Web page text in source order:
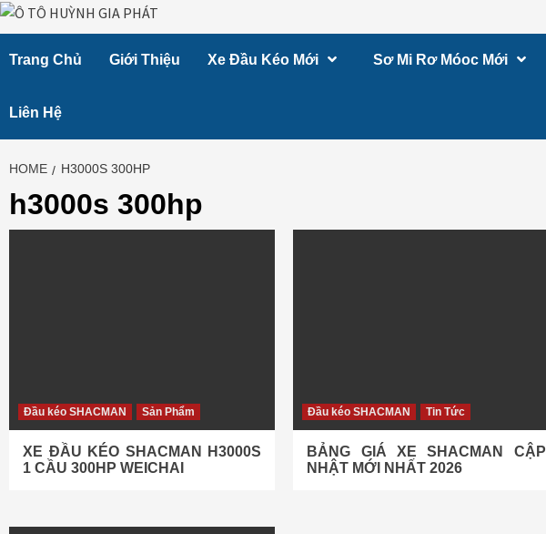
Skip
toTrang Chủ Giới Thiệu Xe Đầu Kéo Mới Sơ Mi Rơ Móoc Mới
Liên Hệ
HOME H3000S 300HP
h3000s 300hp
Đầu kéo SHACMAN Sản Phẩm
XE ĐẦU KÉO SHACMAN H3000S
1 CẦU 300HP WEICHAI
Đầu kéo SHACMAN Tin Tức
BẢNG GIÁ XE SHACMAN CẬP
NHẬT MỚI NHẤT 2026